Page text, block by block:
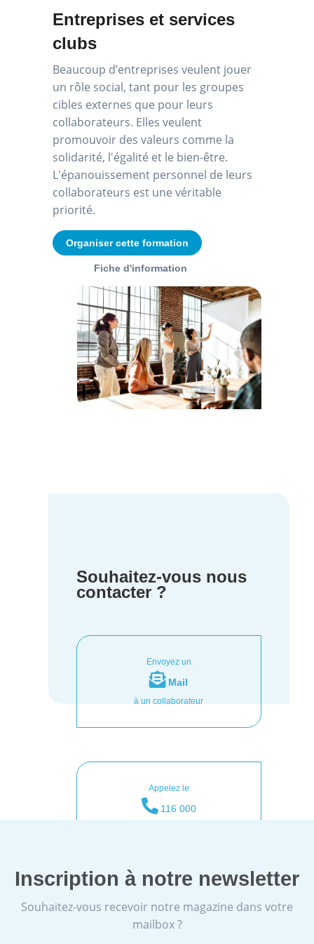
Entreprises et services
clubs
Beaucoup d’entreprises veulent jouer
un rôle social, tant pour les groupes
cibles externes que pour leurs
collaborateurs. Elles veulent
promouvoir des valeurs comme la
solidarité, l'égalité et le bien-être.
L'épanouissement personnel de leurs
collaborateurs est une véritable
priorité.
Organiser cette formation
Fiche d'information
Souhaitez-vous nous
contacter ?
Envoyez un
Mail
à un collaborateur
Appelez le
116 000
Inscription à notre newsletter
Souhaitez-vous recevoir notre magazine dans votre
mailbox ?